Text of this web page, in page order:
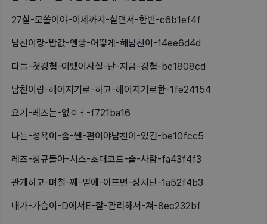
27살-모쏠이야-이제까지-살면서-한번-c6b1ef4f
남친이랑-밥값-엔빵-어떻게-해남친이-14ee6d4d
다들-첫경험-어땠어사실-난-지금-경험-be1808cd
남친이랑-헤어지기로-하고-헤어지기로한-1fe24154
요기-레즈는-없ㅇㅓ-f721ba16
나는-성욕이-좀-쎈-편이야남친이-있긴-be10fcc5
레즈-칭규들아-시스-초대코드-줄-사람-fa43f4f3
관계하고-며칠-째-밑에-아프면-상처난-1a52f4b3
내가-가슴이-D에서E-잘-관리해서-쳐-8ec232bf